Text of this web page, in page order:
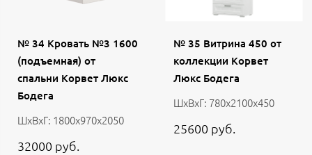
№ 34 Кровать №3 1600
(подъемная) от
спальни Корвет Люкс
Бодега
ШхВхГ: 1800х970х2050
32000 руб.
№ 35 Витрина 450 от
коллекции Корвет
Люкс Бодега
ШхВхГ: 780х2100х450
25600 руб.